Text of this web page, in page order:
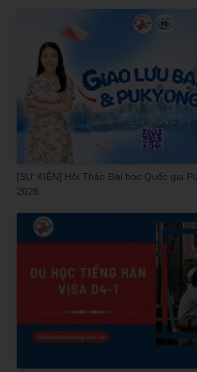
[SỰ KIỆN] Hội Thảo Đại học Quốc gia
2026